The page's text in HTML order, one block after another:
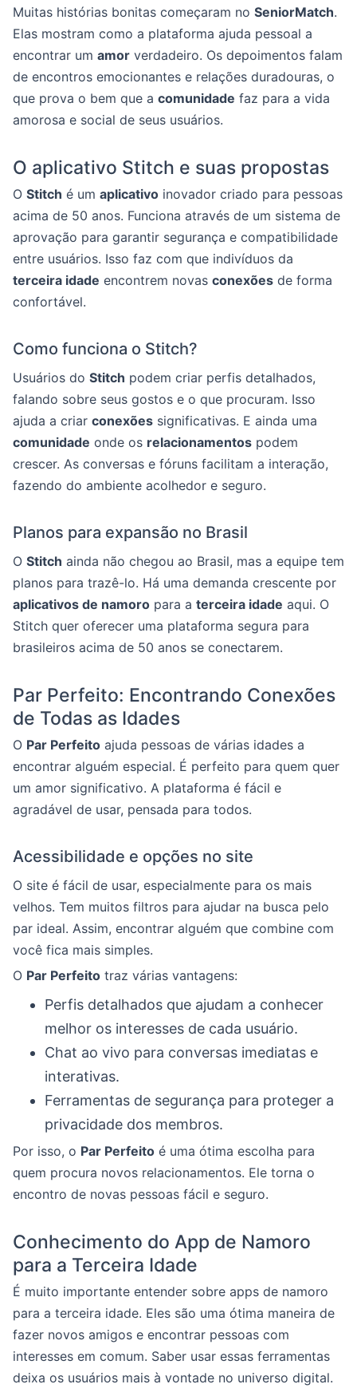
Muitas histórias bonitas começaram no SeniorMatch.
Elas mostram como a plataforma ajuda pessoal a
encontrar um amor verdadeiro. Os depoimentos falam
de encontros emocionantes e relações duradouras, o
que prova o bem que a comunidade faz para a vida
amorosa e social de seus usuários.
O aplicativo Stitch e suas propostas
O Stitch é um aplicativo inovador criado para pessoas
acima de 50 anos. Funciona através de um sistema de
aprovação para garantir segurança e compatibilidade
entre usuários. Isso faz com que indivíduos da
terceira idade encontrem novas conexões de forma
confortável.
Como funciona o Stitch?
Usuários do Stitch podem criar perfis detalhados,
falando sobre seus gostos e o que procuram. Isso
ajuda a criar conexões significativas. E ainda uma
comunidade onde os relacionamentos podem
crescer. As conversas e fóruns facilitam a interação,
fazendo do ambiente acolhedor e seguro.
Planos para expansão no Brasil
O Stitch ainda não chegou ao Brasil, mas a equipe tem
planos para trazê-lo. Há uma demanda crescente por
aplicativos de namoro para a terceira idade aqui. O
Stitch quer oferecer uma plataforma segura para
brasileiros acima de 50 anos se conectarem.
Par Perfeito: Encontrando Conexões
de Todas as Idades
O Par Perfeito ajuda pessoas de várias idades a
encontrar alguém especial. É perfeito para quem quer
um amor significativo. A plataforma é fácil e
agradável de usar, pensada para todos.
Acessibilidade e opções no site
O site é fácil de usar, especialmente para os mais
velhos. Tem muitos filtros para ajudar na busca pelo
par ideal. Assim, encontrar alguém que combine com
você fica mais simples.
O Par Perfeito traz várias vantagens:
Perfis detalhados que ajudam a conhecer
melhor os interesses de cada usuário.
Chat ao vivo para conversas imediatas e
interativas.
Ferramentas de segurança para proteger a
privacidade dos membros.
Por isso, o Par Perfeito é uma ótima escolha para
quem procura novos relacionamentos. Ele torna o
encontro de novas pessoas fácil e seguro.
Conhecimento do App de Namoro
para a Terceira Idade
É muito importante entender sobre apps de namoro
para a terceira idade. Eles são uma ótima maneira de
fazer novos amigos e encontrar pessoas com
interesses em comum. Saber usar essas ferramentas
deixa os usuários mais à vontade no universo digital.